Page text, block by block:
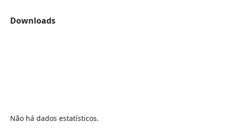
Downloads
Não há dados estatísticos.